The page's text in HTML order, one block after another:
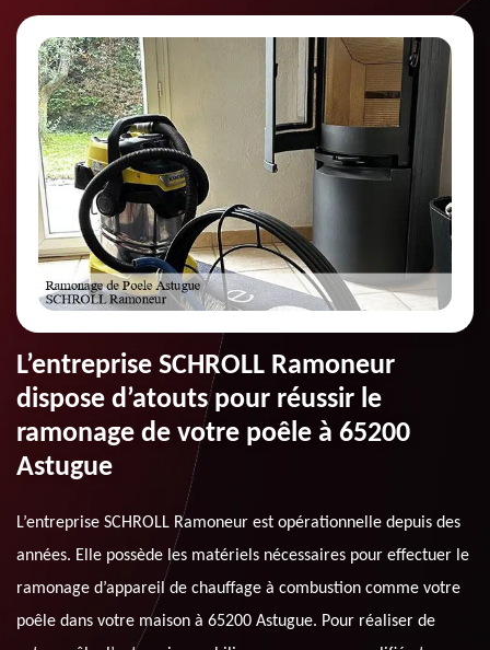
L’entreprise SCHROLL Ramoneur
dispose d’atouts pour réussir le
ramonage de votre poêle à 65200
Astugue
L’entreprise SCHROLL Ramoneur est opérationnelle depuis des
années. Elle possède les matériels nécessaires pour effectuer le
ramonage d’appareil de chauffage à combustion comme votre
poêle dans votre maison à 65200 Astugue. Pour réaliser de